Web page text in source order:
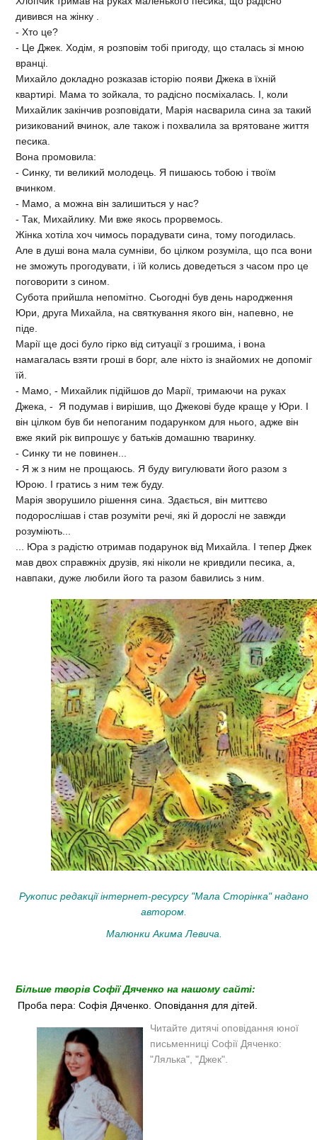
дивився на жінку .
- Хто це?
- Це Джек. Ходім, я розповім тобі пригоду, що сталась зі мною
вранці.
Михайло докладно розказав історію появи Джека в їхній
квартирі. Мама то зойкала, то радісно посміхалась. І, коли
Михайлик закінчив розповідати, Марія насварила сина за такий
ризикований вчинок, але також і похвалила за врятоване життя
песика.
Вона промовила:
- Синку, ти великий молодець. Я пишаюсь тобою і твоїм
вчинком.
- Мамо, а можна він залишиться у нас?
- Так, Михайлику. Ми вже якось прорвемось.
Жінка хотіла хоч чимось порадувати сина, тому погодилась.
Але в душі вона мала сумніви, бо цілком розуміла, що пса вони
не зможуть прогодувати, і їй колись доведеться з часом про це
поговорити з сином.
Субота прийшла непомітно. Сьогодні був день народження
Юри, друга Михайла, на святкування якого він, напевно, не
піде.
Марії ще досі було гірко від ситуації з грошима, і вона
намагалась взяти гроші в борг, але ніхто із знайомих не допоміг
їй.
- Мамо, - Михайлик підійшов до Марії, тримаючи на руках
Джека, - Я подумав і вирішив, що Джекові буде краще у Юри. І
він цілком був би непоганим подарунком для нього, адже він
вже який рік випрошує у батьків домашню тваринку.
- Синку ти не повинен...
- Я ж з ним не прощаюсь. Я буду вигулювати його разом з
Юрою. І гратись з ним теж буду.
Марія зворушило рішення сина. Здається, він миттєво
подорослішав і став розуміти речі, які й дорослі не завжди
розуміють...
... Юра з радістю отримав подарунок від Михайла. І тепер Джек
мав двох справжніх друзів, які ніколи не кривдили песика, а,
навпаки, дуже любили його та разом бавились з ним.
Рукопис редакції інтернет-ресурсу "Мала Сторінка" надано
автором.
Малюнки Акима Левича.
Більше творів Софії Дяченко на нашому сайті:
Проба пера: Софія Дяченко. Оповідання для дітей.
Читайте дитячі оповідання юної
письменниці Софії Дяченко:
"Лялька", "Джек".